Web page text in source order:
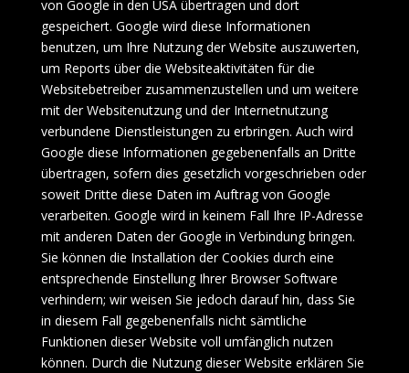
von Google in den USA übertragen und dort
gespeichert. Google wird diese Informationen
benutzen, um Ihre Nutzung der Website auszuwerten,
um Reports über die Websiteaktivitäten für die
Websitebetreiber zusammenzustellen und um weitere
mit der Websitenutzung und der Internetnutzung
verbundene Dienstleistungen zu erbringen. Auch wird
Google diese Informationen gegebenenfalls an Dritte
übertragen, sofern dies gesetzlich vorgeschrieben oder
soweit Dritte diese Daten im Auftrag von Google
verarbeiten. Google wird in keinem Fall Ihre IP-Adresse
mit anderen Daten der Google in Verbindung bringen.
Sie können die Installation der Cookies durch eine
entsprechende Einstellung Ihrer Browser Software
verhindern; wir weisen Sie jedoch darauf hin, dass Sie
in diesem Fall gegebenenfalls nicht sämtliche
Funktionen dieser Website voll umfänglich nutzen
können. Durch die Nutzung dieser Website erklären Sie